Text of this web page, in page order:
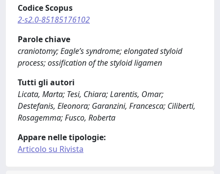
Codice Scopus
2-s2.0-85185176102
Parole chiave
craniotomy; Eagle’s syndrome; elongated styloid
process; ossification of the styloid ligamen
Tutti gli autori
Licata, Marta; Tesi, Chiara; Larentis, Omar;
Destefanis, Eleonora; Garanzini, Francesca; Ciliberti,
Rosagemma; Fusco, Roberta
Appare nelle tipologie:
Articolo su Rivista